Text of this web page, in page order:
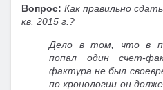
Вопрос: Как правильно
кв. 2015 г.?
Дело в том, что в
попал один счет-
фактура не был
по хронологии он